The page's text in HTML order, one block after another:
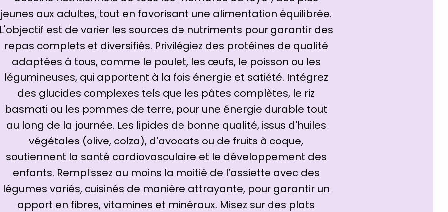
jeunes aux adultes, tout en favorisant une alimentation équilibrée.
L'objectif est de varier les sources de nutriments pour garantir des
repas complets et diversifiés. Privilégiez des protéines de qualité
adaptées à tous, comme le poulet, les œufs, le poisson ou les
légumineuses, qui apportent à la fois énergie et satiété. Intégrez
des glucides complexes tels que les pâtes complètes, le riz
basmati ou les pommes de terre, pour une énergie durable tout
au long de la journée. Les lipides de bonne qualité, issus d'huiles
végétales (olive, colza), d'avocats ou de fruits à coque,
soutiennent la santé cardiovasculaire et le développement des
enfants. Remplissez au moins la moitié de l’assiette avec des
légumes variés, cuisinés de manière attrayante, pour garantir un
apport en fibres, vitamines et minéraux. Misez sur des plats